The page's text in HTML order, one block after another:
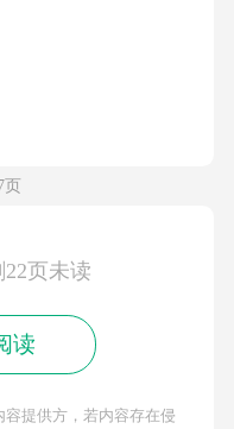
页
页未读
读
提供方，若内容存在侵